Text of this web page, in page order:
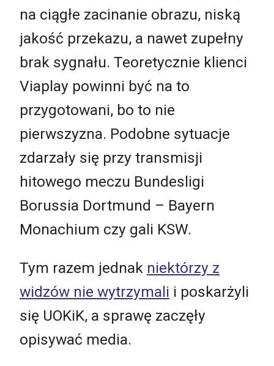
na ciągłe zacinanie obrazu, niską
jakość przekazu, a nawet zupełny
brak sygnału. Teoretycznie klienci
Viaplay powinni być na to
przygotowani, bo to nie
pierwszyzna. Podobne sytuacje
zdarzały się przy transmisji
hitowego meczu Bundesligi
Borussia Dortmund – Bayern
Monachium czy gali KSW.
Tym razem jednak niektórzy z
widzów nie wytrzymali i poskarżyli
się UOKiK, a sprawę zaczęły
opisywać media.